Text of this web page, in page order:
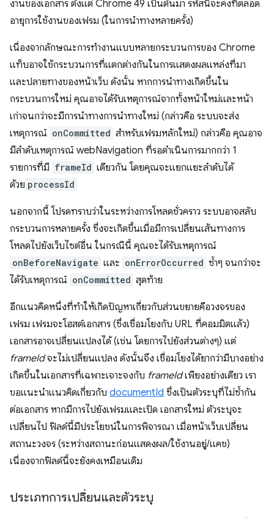
งานของเอกสาร ตั้งแต่ Chrome 49 เป็นต้นมา รหัสนี้จะคงที่ตลอด
อายุการใช้งานของเฟรม (ในการนำทางหลายครั้ง)
เนื่องจากลักษณะการทำงานแบบหลายกระบวนการของ Chrome
แท็บอาจใช้กระบวนการที่แตกต่างกันในการแสดงผลแหล่งที่มา
และปลายทางของหน้าเว็บ ดังนั้น หากการนำทางเกิดขึ้นใน
กระบวนการใหม่ คุณอาจได้รับเหตุการณ์จากทั้งหน้าใหม่และหน้า
เก่าจนกว่าจะมีการนำทางการนำทางใหม่ (กล่าวคือ ระบบจะส่ง
เหตุการณ์ onCommitted สำหรับเฟรมหลักใหม่) กล่าวคือ คุณอาจ
มีลำดับเหตุการณ์ webNavigation ที่รอดำเนินการมากกว่า 1
รายการที่มี frameId เดียวกัน โดยคุณจะแยกแยะลำดับได้
ด้วย processId
นอกจากนี้ โปรดทราบว่าในระหว่างการโหลดชั่วคราว ระบบอาจสลับ
กระบวนการหลายครั้ง ซึ่งจะเกิดขึ้นเมื่อมีการเปลี่ยนเส้นทางการ
โหลดไปยังเว็บไซต์อื่น ในกรณีนี้ คุณจะได้รับเหตุการณ์
onBeforeNavigate และ onErrorOccurred ซ้ำๆ จนกว่าจะ
ได้รับเหตุการณ์ onCommitted สุดท้าย
อีกแนวคิดหนึ่งที่ทำให้เกิดปัญหาเกี่ยวกับส่วนขยายคือวงจรของ
เฟรม เฟรมจะโฮสต์เอกสาร (ซึ่งเชื่อมโยงกับ URL ที่คอมมิตแล้ว)
เอกสารอาจเปลี่ยนแปลงได้ (เช่น โดยการไปยังส่วนต่างๆ) แต่
frameIdจะไม่เปลี่ยนแปลง ดังนั้นจึง เชื่อมโยงได้ยากว่ามีบางอย่าง
เกิดขึ้นในเอกสารที่เฉพาะเจาะจงกับ frameIdเพียงอย่างเดียว เรา
ขอแนะนำแนวคิดเกี่ยวกับ documentId ซึ่งเป็นตัวระบุที่ไม่ซ้ำกัน
ต่อเอกสาร หากมีการไปยังเฟรมและเปิด เอกสารใหม่ ตัวระบุจะ
เปลี่ยนไป ฟิลด์นี้มีประโยชน์ในการพิจารณา เมื่อหน้าเว็บเปลี่ยน
สถานะวงจร (ระหว่างสถานะก่อนแสดงผล/ใช้งานอยู่/แคช)
เนื่องจากฟิลด์นี้จะยังคงเหมือนเดิม
ประเภทการเปลี่ยนและตัวระบุ